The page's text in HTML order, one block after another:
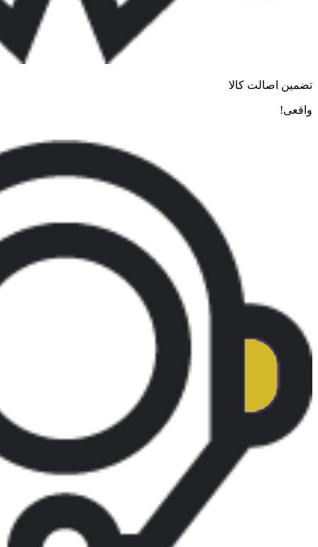
تضمین اصالت کالا
واقعی!